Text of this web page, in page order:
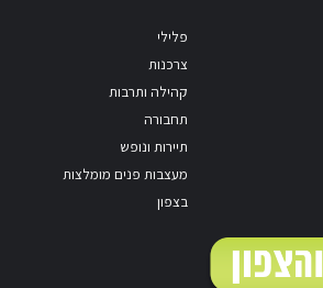
פלילי
צרכנות
קהילה ותרבות
תחבורה
תיירות ונופש
מעצבות פנים מומלצות
בצפון